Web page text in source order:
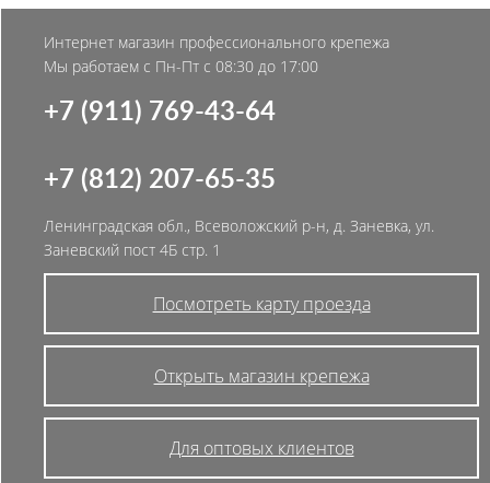
Интернет магазин профессионального крепежа
Мы работаем с Пн-Пт с 08:30 до 17:00
+7 (911) 769-43-64
+7 (812) 207-65-35
Ленинградская обл., Всеволожский р-н, д. Заневка, ул.
Заневский пост 4Б стр. 1
Посмотреть карту проезда
Открыть магазин крепежа
Для оптовых клиентов